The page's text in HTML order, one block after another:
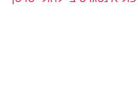
מטפלים
על בריאות טבעית